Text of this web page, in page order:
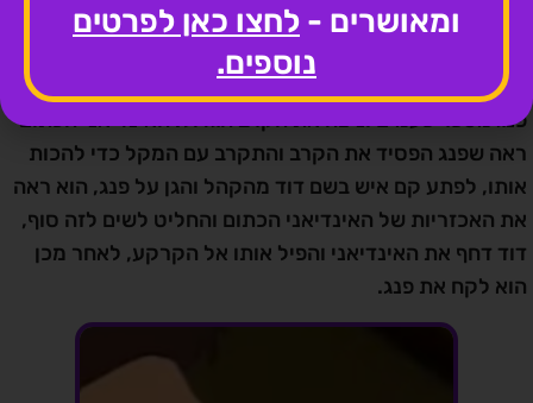
הבולדוג ראה שפנג מבולבל וקפץ לעברו, הבולדוג נשך את
פנג מספר פעמים וניצח את הקרב הגדול. האינדיאני הכתום
ראה שפנג הפסיד את הקרב והתקרב עם המקל כדי להכות
אותו, לפתע קם איש בשם דוד מהקהל והגן על פנג, הוא ראה
את האכזריות של האינדיאני הכתום והחליט לשים לזה סוף,
דוד דחף את האינדיאני והפיל אותו אל הקרקע, לאחר מכן
הוא לקח את פנג.
ומאושרים - לחצו כאן לפרטים
נוספים.